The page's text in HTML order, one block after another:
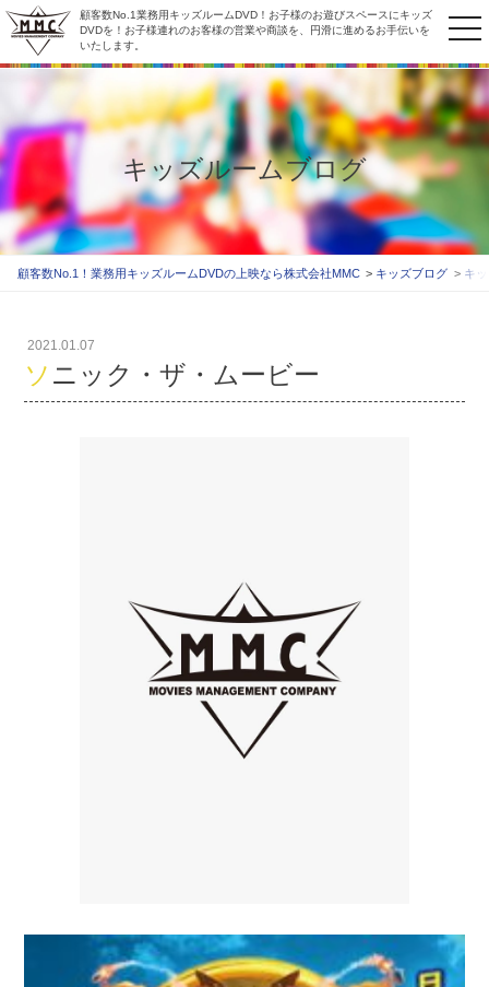
顧客数No.1業務用キッズルームDVD！お子様のお遊びスペースにキッズ
DVDを！お子様連れのお客様の営業や商談を、円滑に進めるお手伝いを
いたします。
キッズルームブログ
顧客数No.1！業務用キッズルームDVDの上映なら株式会社MMC キッズブログ キ
2021.01.07
ソニック・ザ・ムービー